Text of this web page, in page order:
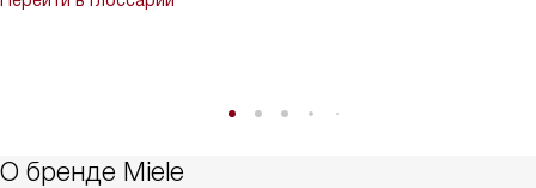
О бренде Miele